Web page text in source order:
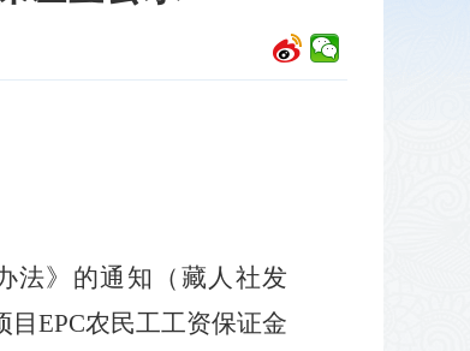
法》的通知（藏人社发
EPC农民工工资保证金